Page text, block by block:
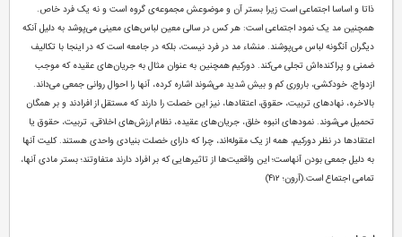
ذاتا و اساسا اجتماعی است زیرا بستر آن و موضوعش مجموعه‌ی گروه است و نه یک فرد خاص.
همچنین مد یک نمود اجتماعی است: هر کس در سالی معین لباس‌های معینی می‌پوشد به دلیل آنکه
دیگران آنگونه لباس می‌پوشند. منشاء مد در فرد نیست، بلکه در جامعه است که در اینجا با تکالیف
ضمنی و پراکنده‌اش تجلی می‌کند. دورکیم همچنین به عنوان مثال به جریان‌های عقیده که موجب
ازدواج، خودکشی، باروری کم و بیش شدید می‌شوند اشاره کرده، آنها را احوال روانی جمعی می‌داند.
بالاخره، نهادهای تربیت، حقوق، اعتقادها، نیز این خصلت را دارند که مستقل از افرادند و بر همگان
تحمیل می‌شوند. نمودهای انبوه خلق، جریان‌های عقیده، نظام ارزش‌های اخلاقی، تربیت، حقوق یا
اعتقادها در نظر دورکیم، همه از یک مقوله‌اند، چرا که دارای خصلت بنیادی واحدی هستند. کلیت آنها
به دلیل جمعی بودن آنهاست؛ این واقعیت‌ها از تاثیرهایی که بر افراد دارند متفاوتند؛ بستر مادی آنها،
تمامی اجتماع است.(آرون؛ ۴۱۲)